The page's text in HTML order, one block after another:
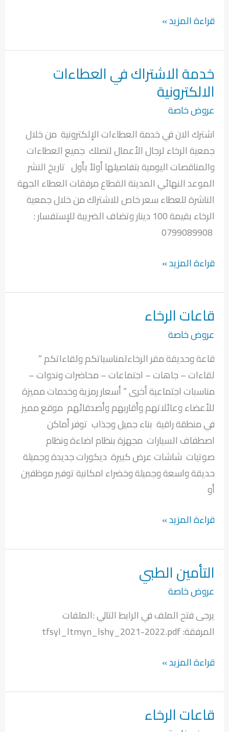
قراءة المزيد »
خدمة الاشتراك في العطاءات
الالكترونية
عروض خاصة
اشترك الان في خدمة العطاءات الإلكترونية من خلال
جمعية الرخاء لرجال الأعمال لتصلك جميع العطاءات
والمناقصات اليومية بتفاصيلها أولاً بأول تاريخ النشر
الموعد النهائي المدينة القطاع مرفقات العطاء الجهة
الناشرة للعطاء سعر خاص للاشتراك من خلال جمعية
الرخاء بقيمة 100 دينار وتضاف الضريبة للإستفسار :
خدمة
الاشتراك
في
العطاءات
الالكترونية
قراءة المزيد »
قاعات الرخاء
عروض خاصة
قاعة وحديقة مقر الرخاءلمناسباتكم ولقاءاتكم ”
لقاءات – جاهات – اجتماعات – محاضرات وندوات –
مناسبات اجتماعية أخرى ” أسعار رمزية وخدمات مميزة
للأعضاء وعائلاتهم وأقاربهم وأصدقائهم موقع مميز
في منطقة راقية بناء جميل وجذاب توفر أماكن
اصطفاف السيارات مجهزة بنظام اضاءة ونظام
صوتيات شاشات عرض كبيرة ديكورات جديدة وجميلة
حديقة واسعة وجميلة وخضراء امكانية توفير موظفين
أو
قاعات
الرخاء
قراءة المزيد »
التأمين الطبي
عروض خاصة
يرجى فتح الملف في الرابط التالي :الملفات
المرفقة: tfsyl_ltmyn_lshy_2021-2022.pdf
التأمين
الطبي
قراءة المزيد »
قاعات الرخاء
قاعات